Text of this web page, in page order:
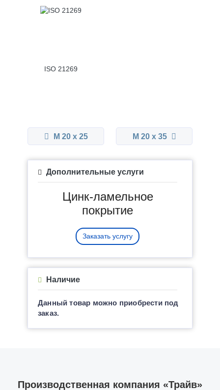
ISO 21269
М 20 x 25 М 20 x 35
Дополнительные услуги
Цинк-ламельное
покрытие
Заказать услугу
Наличие
Данный товар можно приобрести под
заказ.
Производственная компания «Трайв»